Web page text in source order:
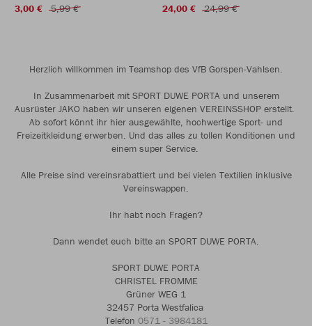
3,00 €
5,99 €
24,00 €
24,99 €
Herzlich willkommen im Teamshop des VfB Gorspen-Vahlsen.
In Zusammenarbeit mit SPORT DUWE PORTA und unserem
Ausrüster JAKO haben wir unseren eigenen VEREINSSHOP erstellt.
Ab sofort könnt ihr hier ausgewählte, hochwertige Sport- und
Freizeitkleidung erwerben. Und das alles zu tollen Konditionen und
einem super Service.
Alle Preise sind vereinsrabattiert und bei vielen Textilien inklusive
Vereinswappen.
Ihr habt noch Fragen?
Dann wendet euch bitte an SPORT DUWE PORTA.
SPORT DUWE PORTA
CHRISTEL FROMME
Grüner WEG 1
32457 Porta Westfalica
Telefon 0571 - 3984181